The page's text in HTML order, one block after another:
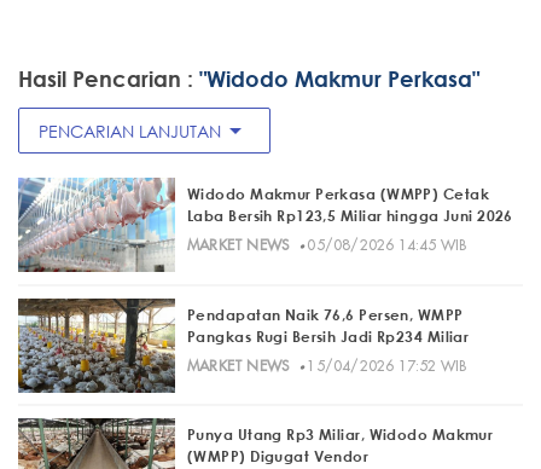
Hasil Pencarian : "Widodo Makmur Perkasa"
PENCARIAN LANJUTAN arrow_drop_down
Widodo Makmur Perkasa (WMPP) Cetak
Laba Bersih Rp123,5 Miliar hingga Juni 2026
MARKET NEWS· 05/08/2026 14:45 WIB
Pendapatan Naik 76,6 Persen, WMPP
Pangkas Rugi Bersih Jadi Rp234 Miliar
MARKET NEWS· 15/04/2026 17:52 WIB
Punya Utang Rp3 Miliar, Widodo Makmur
(WMPP) Digugat Vendor